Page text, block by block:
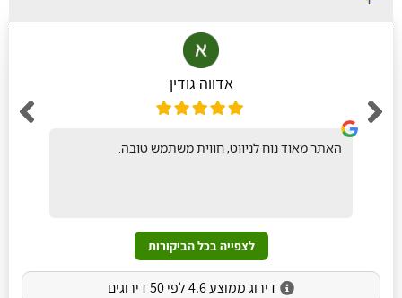
אדווה גודין
האתר מאוד נוח לניווט, חווית משתמש טובה.
לצפייה בכל הביקורות
דירוג ממוצע 4.6 לפי 50 דירוגים